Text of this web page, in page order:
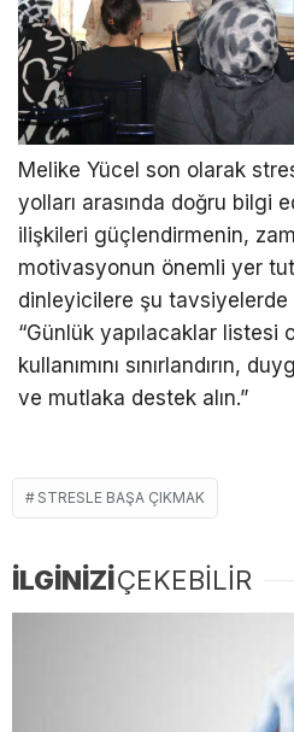
Melike Yücel son olarak
yolları arasında doğru bilgi
ilişkileri güçlendirmenin,
motivasyonun önemli yer
dinleyicilere şu tavsiyelerde
“Günlük yapılacaklar listesi
kullanımını sınırlandırın,
ve mutlaka destek alın.”
STRESLE BAŞA ÇIKMAK
İLGİNİZİÇEKEBİLİR